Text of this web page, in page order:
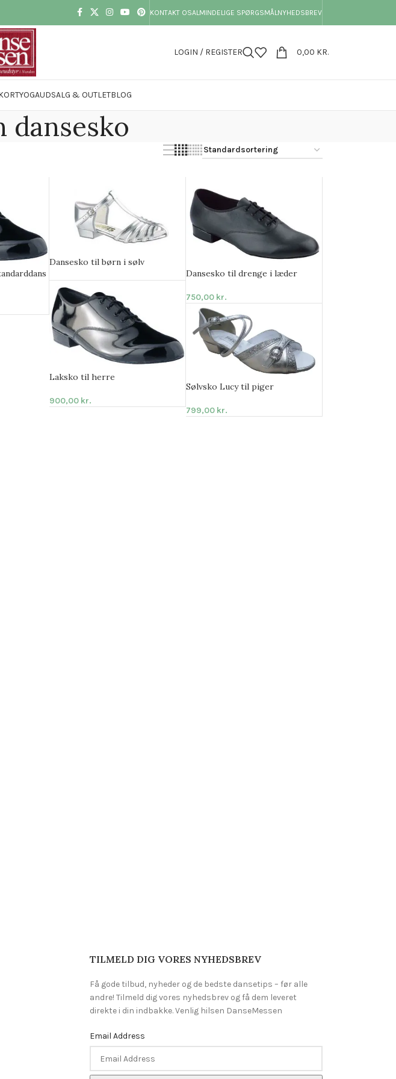
KONTAKT OSALMINDELIGE SPØRGSMÅLNYHEDSBREV
LOGIN / REGISTER 0,00 KR.
YOGAUDSALG & OUTLETBLOG
dansesko
Dansesko til børn i sølv
Dansesko til drenge i læder
750,00 kr.
Laksko til herre
900,00 kr.
Sølvsko Lucy til piger
799,00 kr.
TILMELD DIG VORES NYHEDSBREV
Få gode tilbud, nyheder og de bedste dansetips – før alle
andre! Tilmeld dig vores nyhedsbrev og få dem leveret
direkte i din indbakke. Venlig hilsen DanseMessen
Email Address